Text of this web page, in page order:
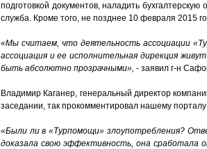
подготовкой документов, наладить
служба. Кроме того, не позднее 10 февраля 2015
«Мы считаем, что деятельность ассоциации
ассоциация и ее исполнительная дирекция
быть абсолютно прозрачными», - заявил г-н
Владимир Каганер, генеральный директор
заседании, так прокомментировал нашему
«Были ли в «Турпомощи» злоупотребления?
доказала свою эффективность, она сработала